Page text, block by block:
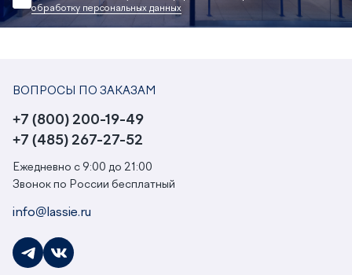
обработку персональных данных
ВОПРОСЫ ПО ЗАКАЗАМ
+7 (800) 200-19-49
+7 (485) 267-27-52
Ежедневно с 9:00 до 21:00
Звонок по России бесплатный
info@lassie.ru